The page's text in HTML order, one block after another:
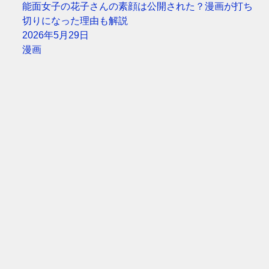
能面女子の花子さんの素顔は公開された？漫画が打ち
切りになった理由も解説
2026年5月29日
漫画